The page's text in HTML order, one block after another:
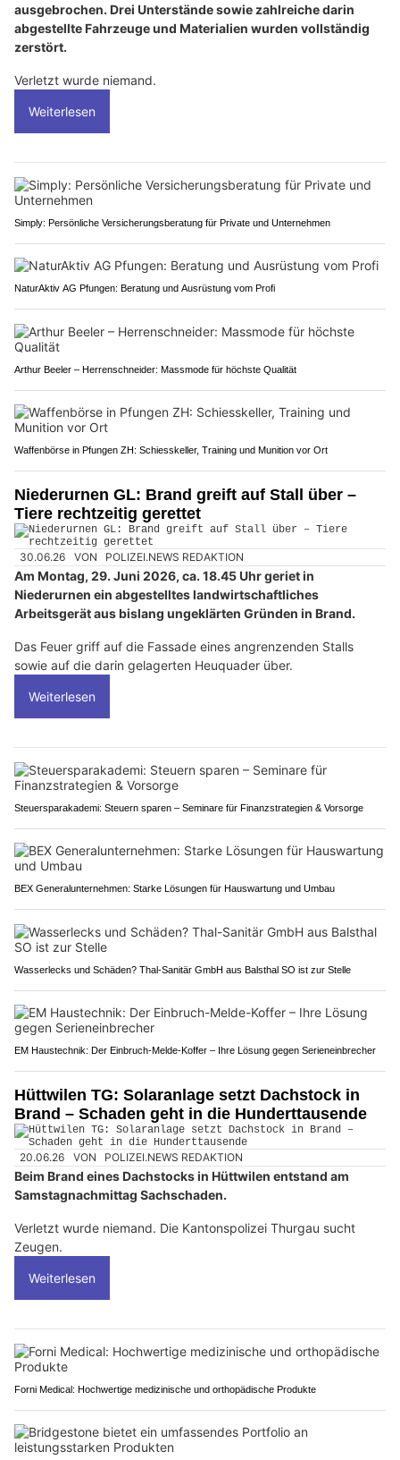
ausgebrochen. Drei Unterstände sowie zahlreiche darin
abgestellte Fahrzeuge und Materialien wurden vollständig
zerstört.
Verletzt wurde niemand.
Weiterlesen
Simply: Persönliche Versicherungsberatung für Private und Unternehmen
NaturAktiv AG Pfungen: Beratung und Ausrüstung vom Profi
Arthur Beeler – Herrenschneider: Massmode für höchste Qualität
Waffenbörse in Pfungen ZH: Schiesskeller, Training und Munition vor Ort
Niederurnen GL: Brand greift auf Stall über –
Tiere rechtzeitig gerettet
30.06.26 VON POLIZEI.NEWS REDAKTION
Am Montag, 29. Juni 2026, ca. 18.45 Uhr geriet in
Niederurnen ein abgestelltes landwirtschaftliches
Arbeitsgerät aus bislang ungeklärten Gründen in Brand.
Das Feuer griff auf die Fassade eines angrenzenden Stalls
sowie auf die darin gelagerten Heuquader über.
Weiterlesen
Steuersparakademi: Steuern sparen – Seminare für Finanzstrategien & Vorsorge
BEX Generalunternehmen: Starke Lösungen für Hauswartung und Umbau
Wasserlecks und Schäden? Thal-Sanitär GmbH aus Balsthal SO ist zur Stelle
EM Haustechnik: Der Einbruch-Melde-Koffer – Ihre Lösung gegen Serieneinbrecher
Hüttwilen TG: Solaranlage setzt Dachstock in
Brand – Schaden geht in die Hunderttausende
20.06.26 VON POLIZEI.NEWS REDAKTION
Beim Brand eines Dachstocks in Hüttwilen entstand am
Samstagnachmittag Sachschaden.
Verletzt wurde niemand. Die Kantonspolizei Thurgau sucht
Zeugen.
Weiterlesen
Forni Medical: Hochwertige medizinische und orthopädische Produkte